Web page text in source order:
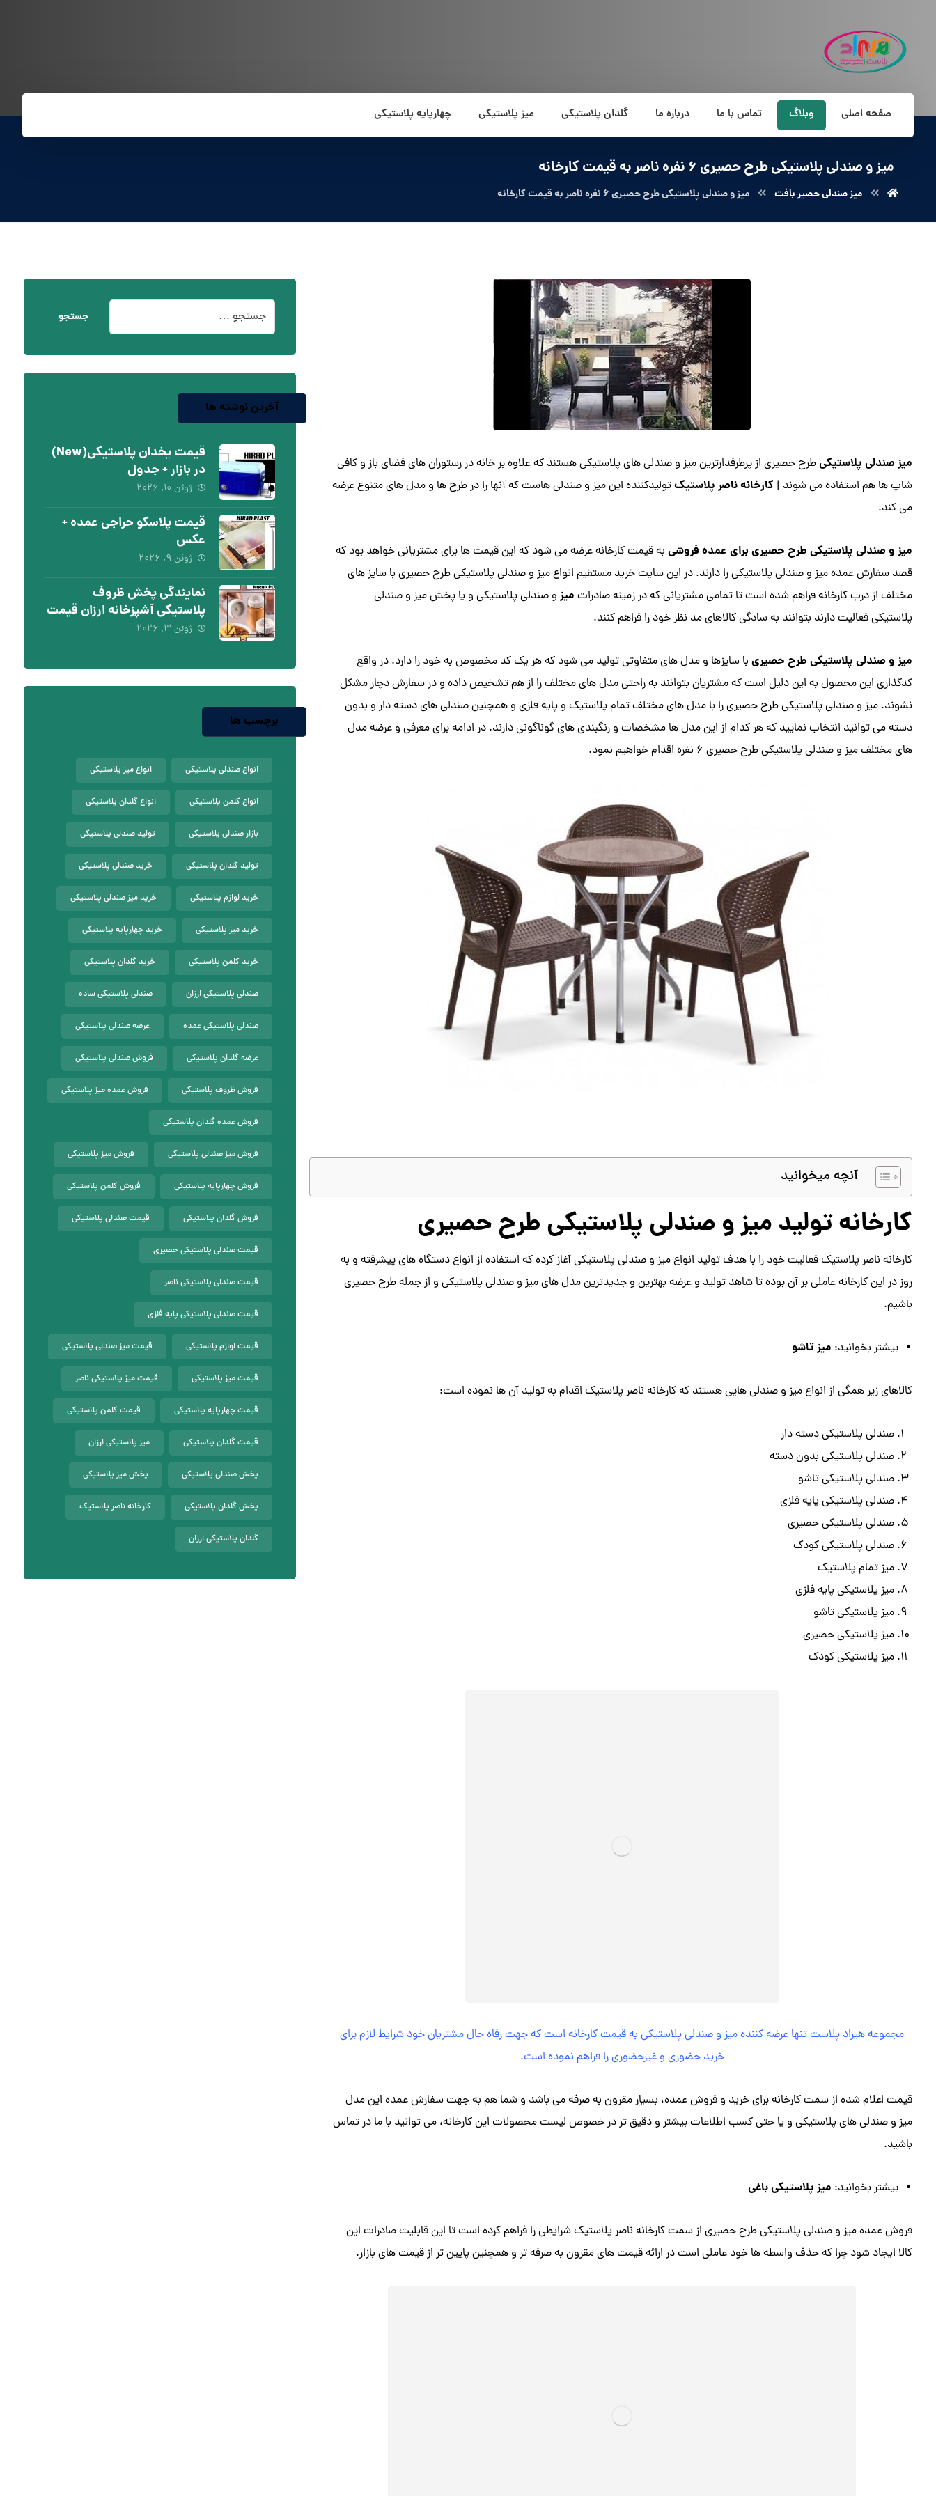
صفحه اصلی وبلاگ تماس با ما درباره ما گلدان پلاستیکی میز پلاستیکی چهارپایه پلاستیکی
میز و صندلی پلاستیکی طرح حصیری 6 نفره ناصر به قیمت کارخانه
میز صندلی حصیر بافت میز و صندلی پلاستیکی طرح حصیری 6 نفره ناصر به قیمت کارخانه
میز صندلی پلاستیکیطرح حصیری از پرطرفدارترین میز و صندلی های پلاستیکی هستند که علاوه بر خانه در رستوران های فضای باز و کافی
شاپ ها هم استفاده می شوند | کارخانه ناصر پلاستیکتولیدکننده این میز و صندلی هاست که آنها را در طرح ها و مدل های متنوع عرضه
می کند.
میز و صندلی پلاستیکیطرح حصیری برای عمده فروشیبه قیمت کارخانه عرضه می شود که این قیمت ها برای مشتریانی خواهد بود که
قصد سفارش عمده میز و صندلی پلاستیکی را دارند. در این سایت خرید مستقیم انواع میز و صندلی پلاستیکی طرح حصیری با سایز های
مختلف از درب کارخانه فراهم شده است تا تمامی مشتریانی که در زمینه صادرات میزو صندلی پلاستیکی و یا پخش میز و صندلی
پلاستیکی فعالیت دارند بتوانند به سادگی کالاهای مد نظر خود را فراهم کنند.
میز و صندلی پلاستیکی طرح حصیری با سایزها و مدل های متفاوتی تولید می شود که هر یک کد مخصوص به خود را دارد. در واقع
کدگذاری این محصول به این دلیل است که مشتریان بتوانند به راحتی مدل های مختلف را از هم تشخیص داده و در سفارش دچار مشکل
نشوند. میز و صندلی پلاستیکی طرح حصیری را با مدل های مختلف تمام پلاستیک و پایه فلزی و همچنین صندلی های دسته دار و بدون
دسته می توانید انتخاب نمایید که هر کدام از این مدل ها مشخصات و رنگبندی های گوناگونی دارند. در ادامه برای معرفی و عرضه مدل
های مختلف میز و صندلی پلاستیکی طرح حصیری 6 نفره اقدام خواهیم نمود.
آنچه میخوانید
کارخانه تولید میز و صندلی پلاستیکی طرح حصیری
کارخانه ناصر پلاستیک فعالیت خود را با هدف تولید انواع میز و صندلی پلاستیکی آغاز کرده که استفاده از انواع دستگاه های پیشرفته و به
روز در این کارخانه عاملی بر آن بوده تا شاهد تولید و عرضه بهترین و جدیدترین مدل های میز و صندلی پلاستیکی و از جمله طرح حصیری
باشیم.
بیشتر بخوانید: میز تاشو
کالاهای زیر همگی از انواع میز و صندلی هایی هستند که کارخانه ناصر پلاستیک اقدام به تولید آن ها نموده است:
صندلی پلاستیکی دسته دار
صندلی پلاستیکی بدون دسته
صندلی پلاستیکی تاشو
صندلی پلاستیکی پایه فلزی
صندلی پلاستیکی حصیری
صندلی پلاستیکی کودک
میز تمام پلاستیک
میز پلاستیکی پایه فلزی
میز پلاستیکی تاشو
میز پلاستیکی حصیری
میز پلاستیکی کودک
مجموعه هیراد پلاست تنها عرضه کننده میز و صندلی پلاستیکی به قیمت کارخانه است که جهت رفاه حال مشتریان خود شرایط لازم برای
خرید حضوری و غیرحضوری را فراهم نموده است.
قیمت اعلام شده از سمت کارخانه برای خرید و فروش عمده، بسیار مقرون به صرفه می باشد و شما هم به جهت سفارش عمده این مدل
میز و صندلی های پلاستیکی و یا حتی کسب اطلاعات بیشتر و دقیق تر در خصوص لیست محصولات این کارخانه، می توانید با ما در تماس
باشید.
بیشتر بخوانید: میز پلاستیکی باغی
فروش عمده میز و صندلی پلاستیکی طرح حصیری از سمت کارخانه ناصر پلاستیک شرایطی را فراهم کرده است تا این قابلیت صادرات این
کالا ایجاد شود چرا که حذف واسطه ها خود عاملی است در ارائه قیمت های مقرون به صرفه تر و همچنین پایین تر از قیمت های بازار.
جستجو
آخرین نوشته ها
قیمت یخدان پلاستیکی(New)
در بازار + جدول
ژوئن ۱۰, ۲۰۲۶
قیمت پلاسکو حراجی عمده +
عکس
ژوئن ۹, ۲۰۲۶
نمایندگی پخش ظروف
پلاستیکی آشپزخانه ارزان قیمت
ژوئن ۳, ۲۰۲۶
برچسب ها
انواع صندلی پلاستیکی انواع میز پلاستیکی
انواع کلمن پلاستیکی انواع گلدان پلاستیکی
بازار صندلی پلاستیکی تولید صندلی پلاستیکی
تولید گلدان پلاستیکی خرید صندلی پلاستیکی
خرید لوازم پلاستیکی خرید میز صندلی پلاستیکی
خرید میز پلاستیکی خرید چهارپایه پلاستیکی
خرید کلمن پلاستیکی خرید گلدان پلاستیکی
صندلی پلاستیکی ارزان صندلی پلاستیکی ساده
صندلی پلاستیکی عمده عرضه صندلی پلاستیکی
عرضه گلدان پلاستیکی فروش صندلی پلاستیکی
فروش ظروف پلاستیکی فروش عمده میز پلاستیکی
فروش عمده گلدان پلاستیکی
فروش میز صندلی پلاستیکی فروش میز پلاستیکی
فروش چهارپایه پلاستیکی فروش کلمن پلاستیکی
فروش گلدان پلاستیکی قیمت صندلی پلاستیکی
قیمت صندلی پلاستیکی حصیری
قیمت صندلی پلاستیکی ناصر
قیمت صندلی پلاستیکی پایه فلزی
قیمت لوازم پلاستیکی قیمت میز صندلی پلاستیکی
قیمت میز پلاستیکی قیمت میز پلاستیکی ناصر
قیمت چهارپایه پلاستیکی قیمت کلمن پلاستیکی
قیمت گلدان پلاستیکی میز پلاستیکی ارزان
پخش صندلی پلاستیکی پخش میز پلاستیکی
پخش گلدان پلاستیکی کارخانه ناصر پلاستیک
گلدان پلاستیکی ارزان